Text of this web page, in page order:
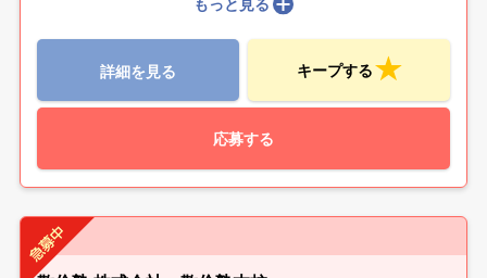
もっと見る
詳細を見る キープする
応募する